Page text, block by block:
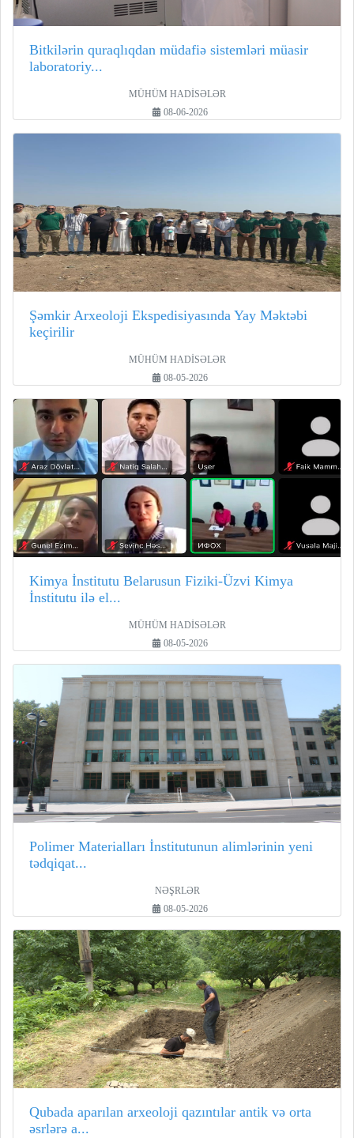
Bitkilərin quraqlıqdan müdafiə sistemləri müasir
laboratoriy...
MÜHÜM HADİSƏLƏR
08-06-2026
Şəmkir Arxeoloji Ekspedisiyasında Yay Məktəbi
keçirilir
MÜHÜM HADİSƏLƏR
08-05-2026
Kimya İnstitutu Belarusun Fiziki-Üzvi Kimya
İnstitutu ilə el...
MÜHÜM HADİSƏLƏR
08-05-2026
Polimer Materialları İnstitutunun alimlərinin yeni
tədqiqat...
NƏŞRLƏR
08-05-2026
Qubada aparılan arxeoloji qazıntılar antik və orta
əsrlərə a...